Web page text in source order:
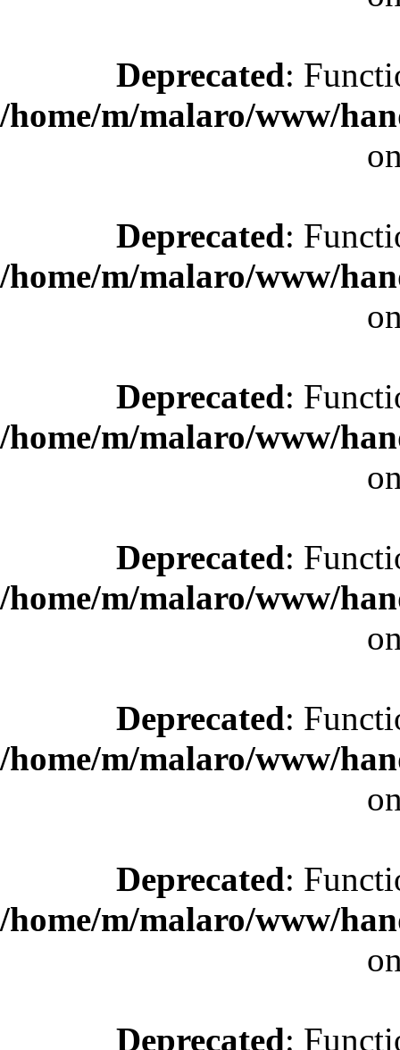
Deprecated:
/home/m/malaro/www/
Deprecated:
/home/m/malaro/www/
Deprecated:
/home/m/malaro/www/
Deprecated:
/home/m/malaro/www/
Deprecated:
/home/m/malaro/www/
Deprecated:
/home/m/malaro/www/
Deprecated: